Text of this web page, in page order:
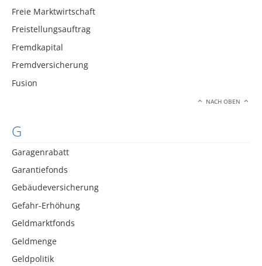
Freie Marktwirtschaft
Freistellungsauftrag
Fremdkapital
Fremdversicherung
Fusion
NACH OBEN
G
Garagenrabatt
Garantiefonds
Gebäudeversicherung
Gefahr-Erhöhung
Geldmarktfonds
Geldmenge
Geldpolitik